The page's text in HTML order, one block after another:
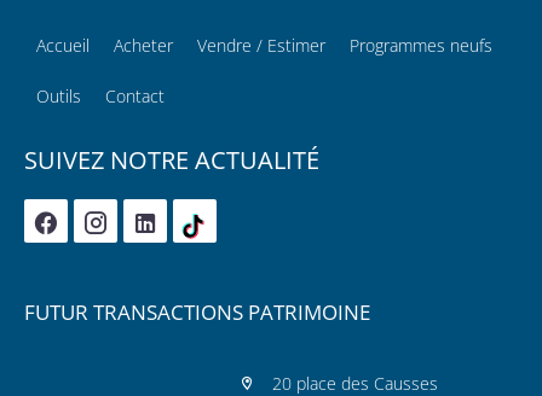
Accueil Acheter Vendre / Estimer Programmes neufs
Outils Contact
SUIVEZ NOTRE ACTUALITÉ
FUTUR TRANSACTIONS PATRIMOINE
20 place des Causses